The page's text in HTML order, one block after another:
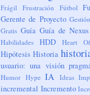
Frágil Frustración Fútbol
Gerente de Proyecto
Gratis Guía Guía de Nexus
Habilidades HDD Heart
Hipótesis Historia
usuario: una visión
Humor Hype IA Ideas
incremental Incremento